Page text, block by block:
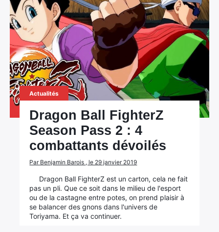
Actualités
Dragon Ball FighterZ
Season Pass 2 : 4
combattants dévoilés
Par Benjamin Barois , le 29 janvier 2019
Dragon Ball FighterZ est un carton, cela ne fait
pas un pli. Que ce soit dans le milieu de l'esport
ou de la castagne entre potes, on prend plaisir à
se balancer des gnons dans l'univers de
Toriyama. Et ça va continuer.